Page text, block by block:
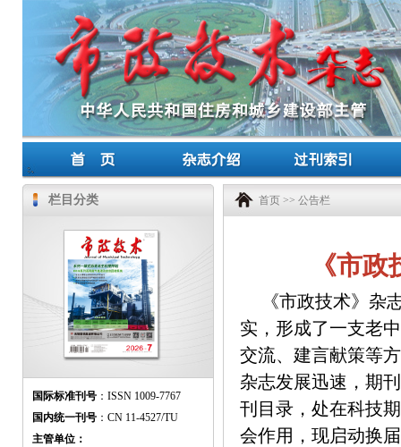
栏目分类
国际标准刊号 ：ISSN 1009-7767
国内统一刊号 ：CN 11-4527/TU
主管单位：
首页 >> 公告栏
《市
《市政技术》杂
实，形成了一支老
交流、建言献策等
杂志发展迅速，期
刊目录，处在科技
会作用，现启动换